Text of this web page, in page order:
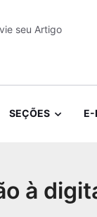
seu Artigo
SEÇÕES E-
à